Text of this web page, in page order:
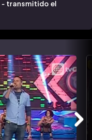
- transmitido el